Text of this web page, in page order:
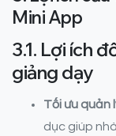
Mini App
3.1. Lợi ích
giảng dạy
Tối ưu quản
dục giúp